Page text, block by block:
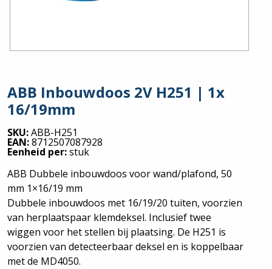
ABB Inbouwdoos 2V H251 | 1x
16/19mm
SKU:ABB-H251
EAN:8712507087928
Eenheid per:stuk
ABB Dubbele inbouwdoos voor wand/plafond, 50
mm 1×16/19 mm
Dubbele inbouwdoos met 16/19/20 tuiten, voorzien
van herplaatspaar klemdeksel. Inclusief twee
wiggen voor het stellen bij plaatsing. De H251 is
voorzien van detecteerbaar deksel en is koppelbaar
met de MD4050.